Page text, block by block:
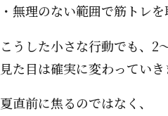
・無理のない範囲で筋トレ
こうした小さな行動でも、2
見た目は確実に変わっていき
夏直前に焦るのではなく、